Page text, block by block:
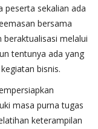
peserta sekalian ada
bersama
beraktualisasi melalui
tentunya ada yang
bisnis.
masa purna tugas
keterampilan